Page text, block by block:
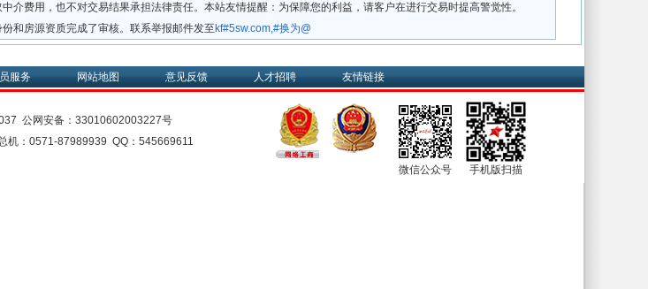
介费用，也不对交易结果承担法律责任。本站友情提醒：为保障您的利益，请客户在进行交易时提高警觉性。
和房源资质完成了审核。联系举报邮件发至 kf#5sw.com,#换为@
服务 网站地图 意见反馈 人才招聘 友情链接
公网安备： 33010602003227号
机：0571-87989939 QQ：545669611
微信公众号 手机版扫描